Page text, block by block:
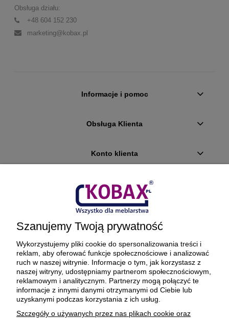
Obsługa działu:
+48 604 152 230
marketing@kobax.pl
Informacje i pomoc
Obsługa Klienta
Konto klienta
Płatności i dostawa
Ciekawostki
O firmie
BEZPIECZNE PŁATNOŚCI ORAZ DOSTAWA
Szanujemy Twoją prywatność
Wykorzystujemy pliki cookie do spersonalizowania treści i
reklam, aby oferować funkcje społecznościowe i analizować
ruch w naszej witrynie. Informacje o tym, jak korzystasz z
naszej witryny, udostępniamy partnerom społecznościowym,
reklamowym i analitycznym. Partnerzy mogą połączyć te
informacje z innymi danymi otrzymanymi od Ciebie lub
uzyskanymi podczas korzystania z ich usług.
Szczegóły o używanych przez nas plikach cookie oraz